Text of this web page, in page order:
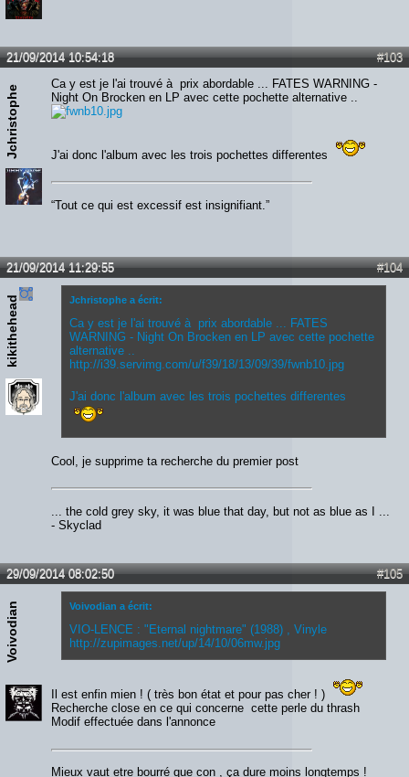
#103
21/09/2014 10:54:18
Jchristophe
Ca y est je l'ai trouvé à prix abordable ... FATES WARNING -
Night On Brocken en LP avec cette pochette alternative ..
J'ai donc l'album avec les trois pochettes differentes
“Tout ce qui est excessif est insignifiant.”
#104
21/09/2014 11:29:55
kikithehead Jchristophe a écrit:
Ca y est je l'ai trouvé à prix abordable ... FATES
WARNING - Night On Brocken en LP avec cette pochette
alternative ..
http://i39.servimg.com/u/f39/18/13/09/39/fwnb10.jpg
J'ai donc l'album avec les trois pochettes differentes
Cool, je supprime ta recherche du premier post
... the cold grey sky, it was blue that day, but not as blue as I ...
- Skyclad
#105
29/09/2014 08:02:50
Voivodian Voivodian a écrit:
VIO-LENCE : "Eternal nightmare" (1988) , Vinyle
http://zupimages.net/up/14/10/06mw.jpg
Il est enfin mien ! ( très bon état et pour pas cher ! )
Recherche close en ce qui concerne cette perle du thrash
Modif effectuée dans l'annonce
Mieux vaut etre bourré que con , ça dure moins longtemps !